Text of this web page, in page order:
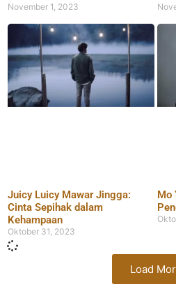
November 1, 2023
Juicy Luicy Mawar Jingga:
Cinta Sepihak dalam
Kehampaan
Oktober 31, 2023
Mo
Load